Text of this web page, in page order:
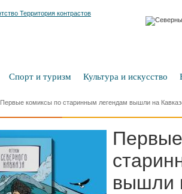
Спорт и туризм Культура и искусство
Первые комиксы по старинным легендам вышли на
вышли